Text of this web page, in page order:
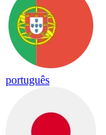
português